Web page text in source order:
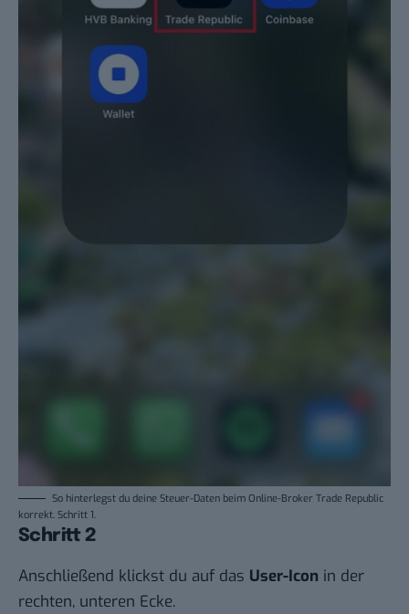
So hinterlegst du deine Steuer-Daten beim Online-Broker Trade Republic
korrekt. Schritt 1.
Schritt 2
Anschließend klickst du auf das User-Icon in der
rechten, unteren Ecke.